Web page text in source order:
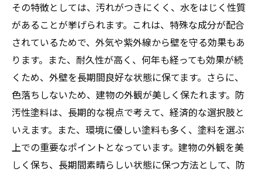
その特徴としては、汚れがつきにくく、水をはじく性質
があることが挙げられます。これは、特殊な成分が配合
されているためで、外気や紫外線から壁を守る効果もあ
ります。また、耐久性が高く、何年も経っても効果が続
くため、外壁を長期間良好な状態に保てます。さらに、
色落ちしないため、建物の外観が美しく保たれます。防
汚性塗料は、長期的な視点で考えて、経済的な選択肢と
いえます。また、環境に優しい塗料も多く、塗料を選ぶ
上での重要なポイントとなっています。建物の外観を美
しく保ち、長期間素晴らしい状態に保つ方法として、防